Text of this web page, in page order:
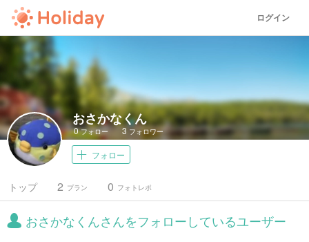
ログイン
おさかなくん
0フォロー 3 フォロワー
フォロー
トップ プラン
2 フォトレポ
0
おさかなくんさんをフォローしているユーザー